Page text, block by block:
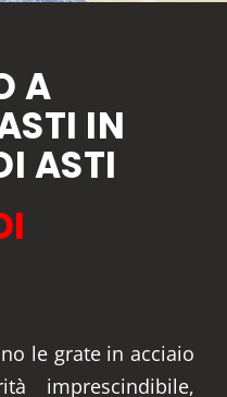
A
IN
ASTI
le grate in acciaio
imprescindibile,